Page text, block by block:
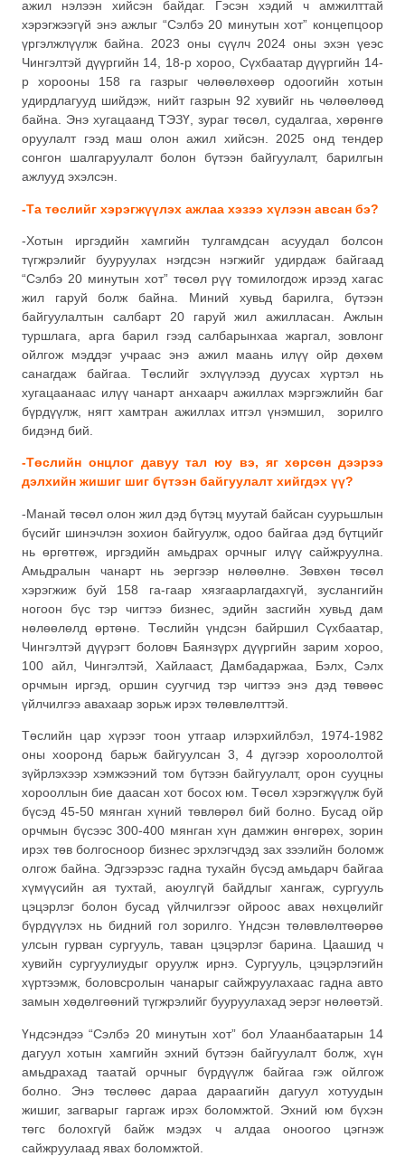
ажил нэлээн хийсэн байдаг. Гэсэн хэдий ч амжилттай
хэрэгжээгүй энэ ажлыг “Сэлбэ 20 минутын хот” концепцоор
үргэлжлүүлж байна. 2023 оны сүүлч 2024 оны эхэн үеэс
Чингэлтэй дүүргийн 14, 18-р хороо, Сүхбаатар дүүргийн 14-
р хорооны 158 га газрыг чөлөөлөхөөр одоогийн хотын
удирдлагууд шийдэж, нийт газрын 92 хувийг нь чөлөөлөөд
байна. Энэ хугацаанд ТЭЗҮ, зураг төсөл, судалгаа, хөрөнгө
оруулалт гээд маш олон ажил хийсэн. 2025 онд тендер
сонгон шалгаруулалт болон бүтээн байгуулалт, барилгын
ажлууд эхэлсэн.
-Та төслийг хэрэгжүүлэх ажлаа хэзээ хүлээн авсан бэ?
-Хотын иргэдийн хамгийн тулгамдсан асуудал болсон
түгжрэлийг бууруулах нэгдсэн нэгжийг удирдаж байгаад
“Сэлбэ 20 минутын хот” төсөл рүү томилогдож ирээд хагас
жил гаруй болж байна. Миний хувьд барилга, бүтээн
байгуулалтын салбарт 20 гаруй жил ажилласан. Ажлын
туршлага, арга барил гээд салбарынхаа жаргал, зовлонг
ойлгож мэддэг учраас энэ ажил маань илүү ойр дөхөм
санагдаж байгаа. Төслийг эхлүүлээд дуусах хүртэл нь
хугацаанаас илүү чанарт анхаарч ажиллах мэргэжлийн баг
бүрдүүлж, нягт хамтран ажиллах итгэл үнэмшил, зорилго
бидэнд бий.
-Төслийн онцлог давуу тал юу вэ, яг хөрсөн дээрээ
дэлхийн жишиг шиг бүтээн байгуулалт хийгдэх үү?
-Манай төсөл олон жил дэд бүтэц муутай байсан суурьшлын
бүсийг шинэчлэн зохион байгуулж, одоо байгаа дэд бүтцийг
нь өргөтгөж, иргэдийн амьдрах орчныг илүү сайжруулна.
Амьдралын чанарт нь эергээр нөлөөлнө. Зөвхөн төсөл
хэрэгжиж буй 158 га-гаар хязгаарлагдахгүй, зуслангийн
ногоон бүс тэр чигтээ бизнес, эдийн засгийн хувьд дам
нөлөөлөлд өртөнө. Төслийн үндсэн байршил Сүхбаатар,
Чингэлтэй дүүрэгт боловч Баянзүрх дүүргийн зарим хороо,
100 айл, Чингэлтэй, Хайлааст, Дамбадаржаа, Бэлх, Сэлх
орчмын иргэд, оршин суугчид тэр чигтээ энэ дэд төвөөс
үйлчилгээ авахаар зорьж ирэх төлөвлөлттэй.
Төслийн цар хүрээг тоон утгаар илэрхийлбэл, 1974-1982
оны хооронд барьж байгуулсан 3, 4 дүгээр хороололтой
зүйрлэхээр хэмжээний том бүтээн байгуулалт, орон сууцны
хорооллын бие даасан хот босох юм. Төсөл хэрэгжүүлж буй
бүсэд 45-50 мянган хүний төвлөрөл бий болно. Бусад ойр
орчмын бүсээс 300-400 мянган хүн дамжин өнгөрөх, зорин
ирэх төв болгосноор бизнес эрхлэгчдэд зах зээлийн боломж
олгож байна. Эдгээрээс гадна тухайн бүсэд амьдарч байгаа
хүмүүсийн ая тухтай, аюулгүй байдлыг хангаж, сургууль
цэцэрлэг болон бусад үйлчилгээг ойроос авах нөхцөлийг
бүрдүүлэх нь бидний гол зорилго. Үндсэн төлөвлөлтөөрөө
улсын гурван сургууль, таван цэцэрлэг барина. Цаашид ч
хувийн сургуулиудыг оруулж ирнэ. Сургууль, цэцэрлэгийн
хүртээмж, боловсролын чанарыг сайжруулахаас гадна авто
замын хөдөлгөөний түгжрэлийг бууруулахад эерэг нөлөөтэй.
Үндсэндээ “Сэлбэ 20 минутын хот” бол Улаанбаатарын 14
дагуул хотын хамгийн эхний бүтээн байгуулалт болж, хүн
амьдрахад таатай орчныг бүрдүүлж байгаа гэж ойлгож
болно. Энэ төслөөс дараа дараагийн дагуул хотуудын
жишиг, загварыг гаргаж ирэх боломжтой. Эхний юм бүхэн
төгс болохгүй байж мэдэх ч алдаа оноогоо цэгнэж
сайжруулаад явах боломжтой.